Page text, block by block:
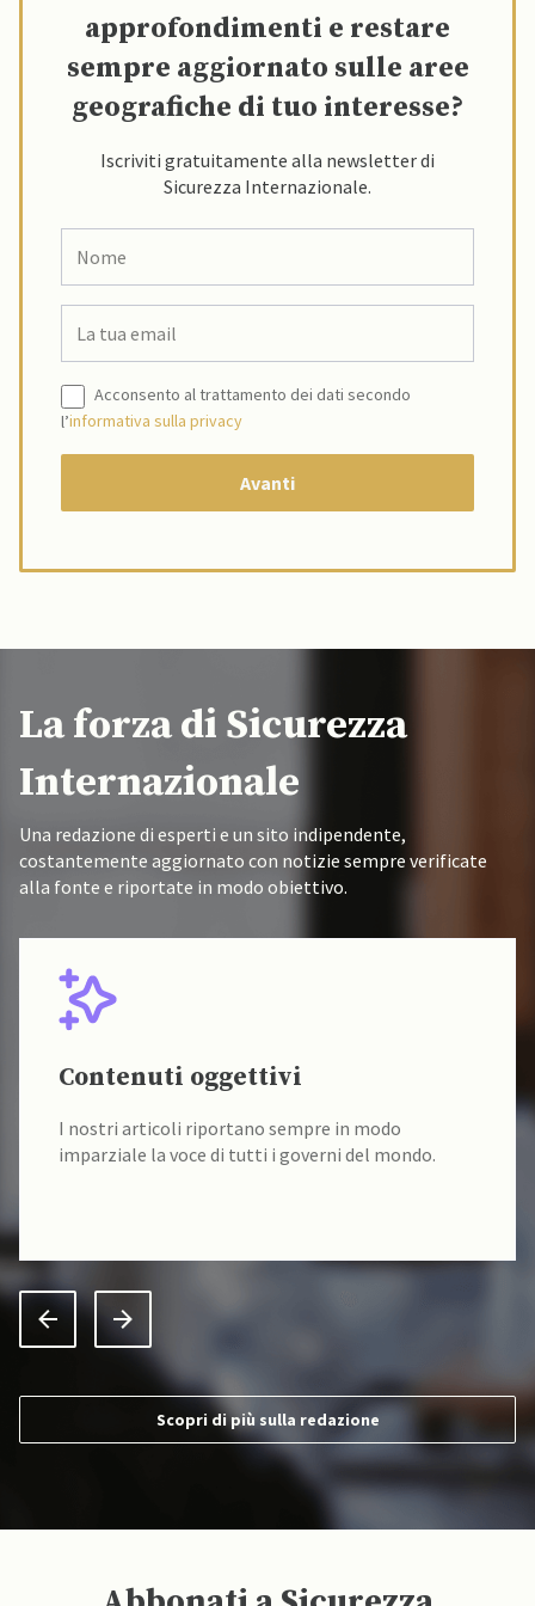
approfondimenti e restare
sempre aggiornato sulle aree
geografiche di tuo interesse?
Iscriviti gratuitamente alla newsletter di
Sicurezza Internazionale.
Acconsento al trattamento dei dati secondo
l’informativa sulla privacy
La forza di Sicurezza
Internazionale
Una redazione di esperti e un sito indipendente,
costantemente aggiornato con notizie sempre verificate
alla fonte e riportate in modo obiettivo.
Contenuti oggettivi
I nostri articoli riportano sempre in modo
imparziale la voce di tutti i governi del mondo.
Scopri di più sulla redazione